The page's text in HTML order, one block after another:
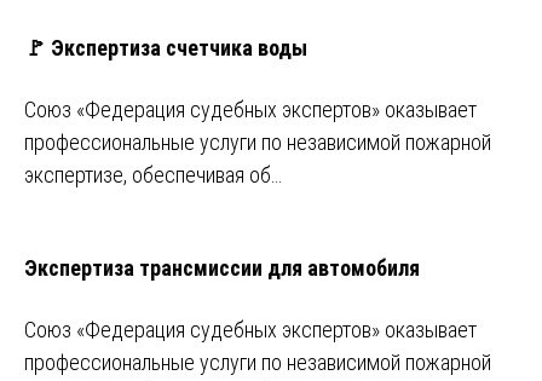
🚩 Экспертиза счетчика воды
Союз «Федерация судебных экспертов» оказывает
профессиональные услуги по независимой пожарной
экспертизе, обеспечивая об…
Экспертиза трансмиссии для автомобиля
Союз «Федерация судебных экспертов» оказывает
профессиональные услуги по независимой пожарной